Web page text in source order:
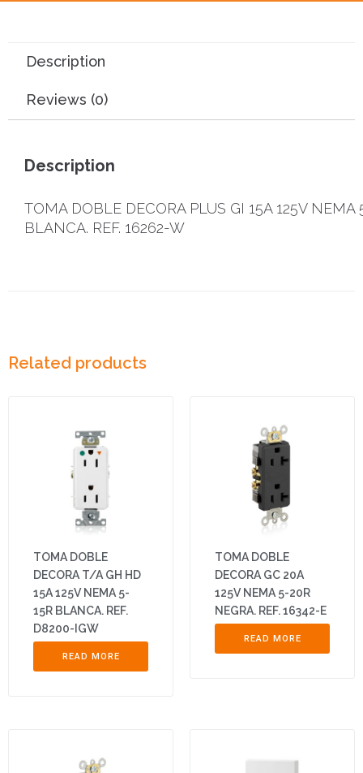
Description
Reviews (0)
Description
TOMA DOBLE DECORA PLUS GI 15A 125V NEMA
BLANCA. REF. 16262-W
Related products
TOMA DOBLE
DECORA T/A GH HD
15A 125V NEMA 5-
15R BLANCA. REF.
D8200-IGW
READ MORE
TOMA DOBLE
DECORA GC 20A
125V NEMA 5-20R
NEGRA. REF. 16342-E
READ MORE